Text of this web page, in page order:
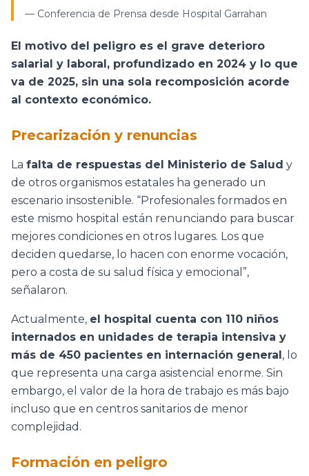
— Conferencia de Prensa desde Hospital Garrahan
El motivo del peligro es el grave deterioro
salarial y laboral, profundizado en 2024 y lo que
va de 2025, sin una sola recomposición acorde
al contexto económico.
Precarización y renuncias
La falta de respuestas del Ministerio de Salud y
de otros organismos estatales ha generado un
escenario insostenible. “Profesionales formados en
este mismo hospital están renunciando para buscar
mejores condiciones en otros lugares. Los que
deciden quedarse, lo hacen con enorme vocación,
pero a costa de su salud física y emocional”,
señalaron.
Actualmente, el hospital cuenta con 110 niños
internados en unidades de terapia intensiva y
más de 450 pacientes en internación general, lo
que representa una carga asistencial enorme. Sin
embargo, el valor de la hora de trabajo es más bajo
incluso que en centros sanitarios de menor
complejidad.
Formación en peligro